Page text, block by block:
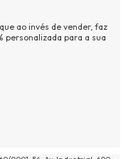
ao invés de vender, faz
personalizada para a sua